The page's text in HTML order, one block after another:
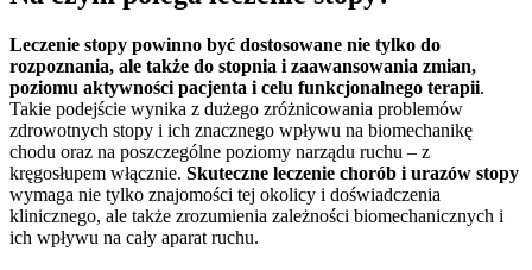
Leczenie stopy powinno być dostosowane nie tylko do
rozpoznania, ale także do stopnia i zaawansowania zmian,
poziomu aktywności pacjenta i celu funkcjonalnego terapii.
Takie podejście wynika z dużego zróżnicowania problemów
zdrowotnych stopy i ich znacznego wpływu na biomechanikę
chodu oraz na poszczególne poziomy narządu ruchu – z
kręgosłupem włącznie. Skuteczne leczenie chorób i urazów stopy
wymaga nie tylko znajomości tej okolicy i doświadczenia
klinicznego, ale także zrozumienia zależności biomechanicznych i
ich wpływu na cały aparat ruchu.